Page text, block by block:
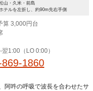
山・久米・前島
テルを左折し、約90m先右手側
算 3,000円台
1:00（LO 0:00）
1860
阿吽の呼吸で波長を合わせたサ